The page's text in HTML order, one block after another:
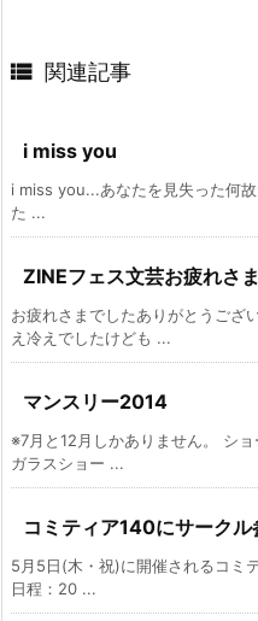
 関連記事
i miss you
i miss you...あなたを見失った何
た ...
ZINEフェス文芸お疲れさ
お疲れさまでしたありがとうござ
え冷えでしたけども ...
マンスリー2014
※7月と12月しかありません。 シ
ガラスショー ...
コミティア140にサークル
5月5日(木・祝)に開催されるコミ
日程：20 ...